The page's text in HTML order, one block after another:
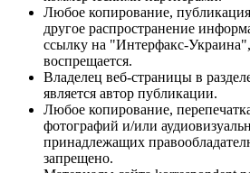
Любое копирование,
другое распространение
ссылку на "Интерфакс-
воспрещается.
Владелец веб-страницы в
является автор публикации.
Любое копирование,
фотографий и/или
принадлежащих
запрещено.